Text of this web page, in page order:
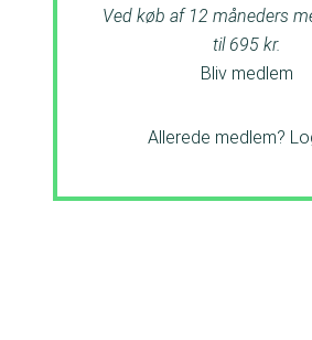
Ved køb af 12 måneders
til 695 kr.
Bliv medlem
Allerede medlem?